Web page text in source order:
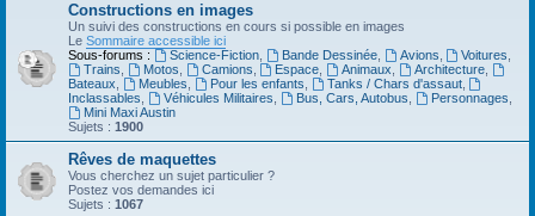
Constructions en images
Un suivi des constructions en cours si possible en images
Le Sommaire accessible ici
Sous-forums :
Science-Fiction, Bande Dessinée, Avions Voitures
Trains
Motos Camions Espace Animaux Architecture
Bateaux
Meubles Pour les enfants Tanks / Chars d'assaut,
Inclassables
Véhicules Militaires Bus, Cars, Autobus Personnages
Mini Maxi Austin
Sujets : 1900
Rêves de maquettes
Vous cherchez un sujet particulier ?
Postez vos demandes ici
Sujets : 1067